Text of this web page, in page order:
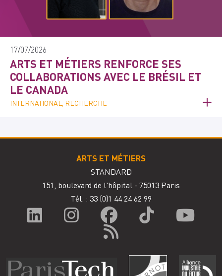
17/07/2026
ARTS ET MÉTIERS RENFORCE SES
COLLABORATIONS AVEC LE BRÉSIL ET
LE CANADA
INTERNATIONAL, RECHERCHE
ARTS ET MÉTIERS
STANDARD
151, boulevard de l'hôpital - 75013 Paris
Tél. : 33 (0)1 44 24 62 99